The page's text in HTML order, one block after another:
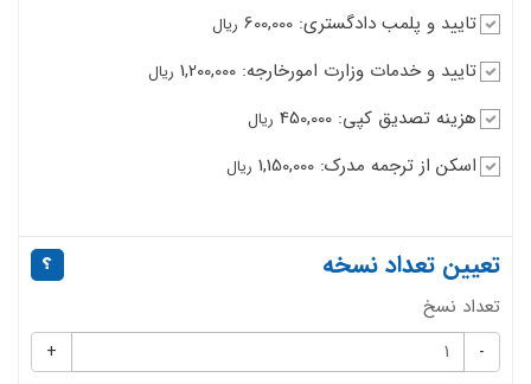
تایید و پلمب دادگستری: 600,000 ریال
تایید و خدمات وزارت امورخارجه: 1,200,000 ریال
هزینه تصدیق کپی: 450,000 ریال
اسکن از ترجمه مدرک: 1,150,000 ریال
تعیین تعداد نسخه
تعداد نسخ
-
+